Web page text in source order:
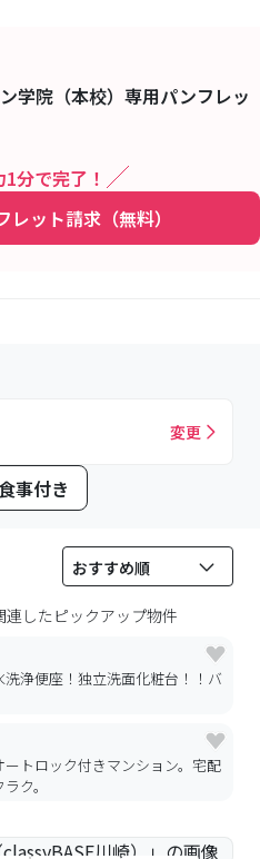
学院（本校） 専用パンフレッ
分で完了！
ット請求（無料）
変更
事付き
連したピックアップ物件
浄便座！独立洗面化粧台！！バ
トロック付きマンション。宅配
ク。